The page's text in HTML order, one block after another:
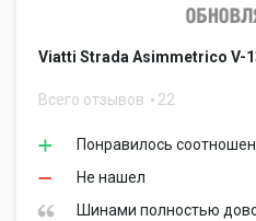
Viatti Strada Asimmetrico V-
Всего отзывов 22
Понравилось
Не нашел
Шинами полностью